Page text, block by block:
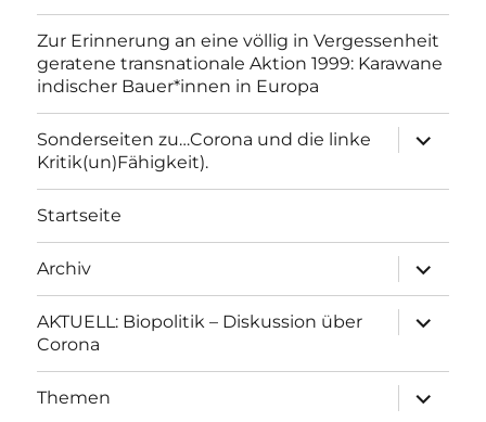
Zur Erinnerung an eine völlig in Vergessenheit
geratene transnationale Aktion 1999: Karawane
indischer Bauer*innen in Europa
Sonderseiten zu…Corona und die linke
Kritik(un)Fähigkeit).
anzeigen
Startseite
Archiv
anzeigen
AKTUELL: Biopolitik – Diskussion über
Corona
anzeigen
Themen
anzeigen